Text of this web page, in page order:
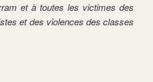
et à toutes les victimes des
et des violences des classes